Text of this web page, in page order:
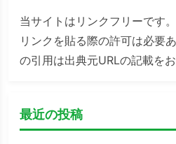
当サイトはリンクフリーです。
リンクを貼る際の許可は必要
の引用は出典元URLの記載をお
最近の投稿